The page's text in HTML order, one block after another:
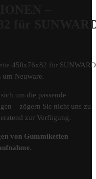
für
450x76x82 für SUNWARD
um Neuware.
um die passende
– zögern Sie nicht uns zu
zur Verfügung.
von Gummiketten